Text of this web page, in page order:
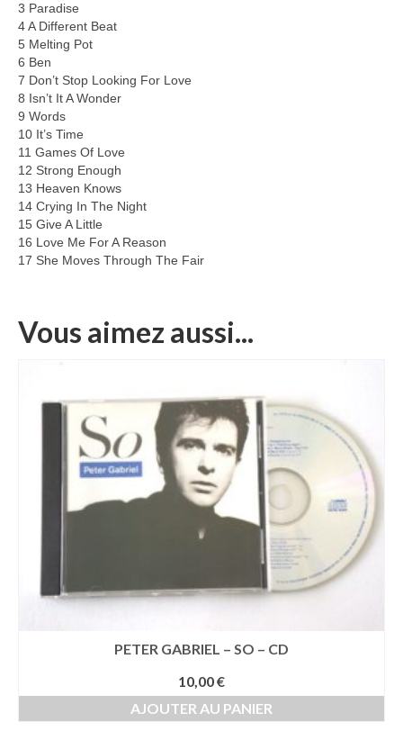
3 Paradise
4 A Different Beat
5 Melting Pot
6 Ben
7 Don’t Stop Looking For Love
8 Isn’t It A Wonder
9 Words
10 It’s Time
11 Games Of Love
12 Strong Enough
13 Heaven Knows
14 Crying In The Night
15 Give A Little
16 Love Me For A Reason
17 She Moves Through The Fair
Vous aimez aussi...
PETER GABRIEL – SO – CD
10,00€
AJOUTER AU PANIER